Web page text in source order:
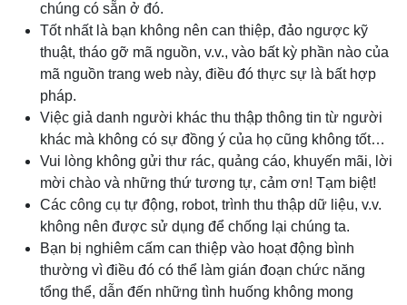
chúng có sẵn ở đó.
Tốt nhất là bạn không nên can thiệp, đảo ngược kỹ
thuật, tháo gỡ mã nguồn, v.v., vào bất kỳ phần nào của
mã nguồn trang web này, điều đó thực sự là bất hợp
pháp.
Việc giả danh người khác thu thập thông tin từ người
khác mà không có sự đồng ý của họ cũng không tốt…
Vui lòng không gửi thư rác, quảng cáo, khuyến mãi, lời
mời chào và những thứ tương tự, cảm ơn! Tạm biệt!
Các công cụ tự động, robot, trình thu thập dữ liệu, v.v.
không nên được sử dụng để chống lại chúng ta.
Bạn bị nghiêm cấm can thiệp vào hoạt động bình
thường vì điều đó có thể làm gián đoạn chức năng
tổng thể, dẫn đến những tình huống không mong